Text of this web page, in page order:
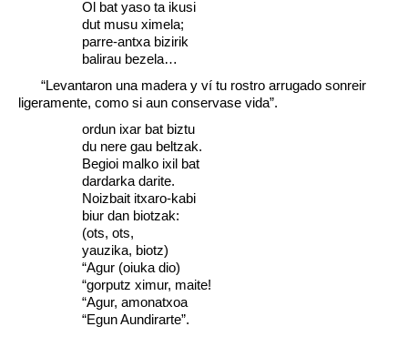
Ol bat yaso ta ikusi
dut musu ximela;
parre-antxa bizirik
balirau bezela…
“Levantaron una madera y ví tu rostro arrugado sonreir
ligeramente, como si aun conservase vida”.
ordun ixar bat biztu
du nere gau beltzak.
Begioi malko ixil bat
dardarka darite.
Noizbait itxaro-kabi
biur dan biotzak:
(ots, ots,
yauzika, biotz)
“Agur (oiuka dio)
“gorputz ximur, maite!
“Agur, amonatxoa
“Egun Aundirarte”.